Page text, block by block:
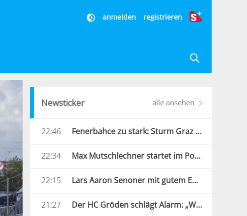
anmelden registrieren
Newsticker alle ansehen
22:46 Fenerbahce zu stark: Sturm Graz droht Königsklassen-Aus
22:34 Max Mutschlechner startet im Porsche durch: „Erwarte Action“
22:15 Lars Aaron Senoner mit gutem EM-Auftakt
21:27 Der HC Gröden schlägt Alarm: „Wir brauchen jede Hilfe“